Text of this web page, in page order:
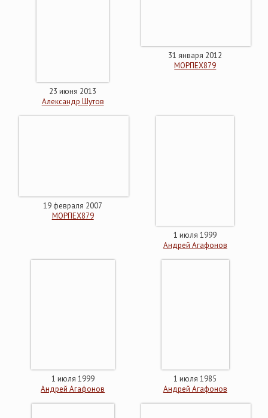
23 июня 2013
Александр Шутов
31 января 2012
МОРПЕХ879
19 февраля 2007
МОРПЕХ879
1 июля 1999
Андрей Агафонов
1 июля 1999
Андрей Агафонов
1 июля 1985
Андрей Агафонов